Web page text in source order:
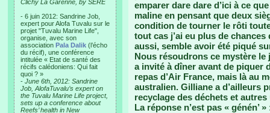
Clichy La Garenne, by SERE
- 6 juin 2012: Sandrine Job,
expert pour Alofa Tuvalu sur le
projet "Tuvalu Marine Life",
organise, avec son
association Pala Dalik (l’écho
du récif), une conférence
intitulée « Etat de santé des
récifs calédoniens: Qui fait
quoi ? »
- June 6th, 2012: Sandrine
Job, AlofaTuvalu’s expert on
the Tuvalu Marine Life project,
sets up a conference about
Reefs’ health in New
emparer dare dare d’ici à ce
maline en pensant que deux
condition de tourner le rôti
tout cas j’ai eu plus de
aussi, semble avoir été piqué
Nous résoudrons ce mystère
a invité à dîner avant de piquer
repas d’Air France, mais là au
australien. Gilliane a d’ailleurs
recyclage des déchets et
La réponse n’est pas « génén’